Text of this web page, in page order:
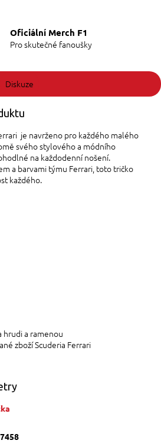
Oficiální Merch F1
Pro skutečné fanoušky
Diskuze
je navrženo pro každého malého
svého stylového a módního
na každodenní nošení.
a barvami týmu Ferrari, toto tričko
každého.
hrudi a ramenou
zboží Scuderia Ferrari